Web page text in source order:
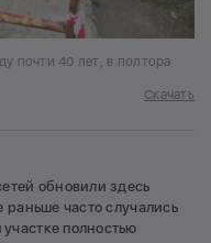
почти 40 лет, в полтора
Скачать
обновили здесь
раньше часто случались
полностью